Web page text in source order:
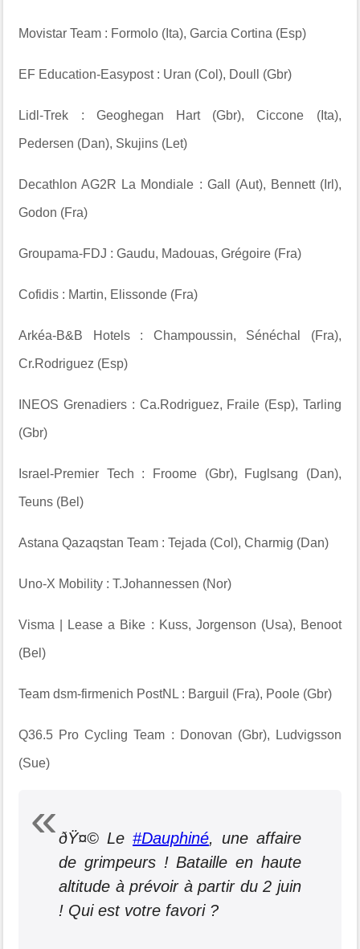
Movistar Team : Formolo (Ita), Garcia Cortina (Esp)
EF Education-Easypost : Uran (Col), Doull (Gbr)
Lidl-Trek : Geoghegan Hart (Gbr), Ciccone (Ita),
Pedersen (Dan), Skujins (Let)
Decathlon AG2R La Mondiale : Gall (Aut), Bennett (Irl),
Godon (Fra)
Groupama-FDJ : Gaudu, Madouas, Grégoire (Fra)
Cofidis : Martin, Elissonde (Fra)
Arkéa-B&B Hotels : Champoussin, Sénéchal (Fra),
Cr.Rodriguez (Esp)
INEOS Grenadiers : Ca.Rodriguez, Fraile (Esp), Tarling
(Gbr)
Israel-Premier Tech : Froome (Gbr), Fuglsang (Dan),
Teuns (Bel)
Astana Qazaqstan Team : Tejada (Col), Charmig (Dan)
Uno-X Mobility : T.Johannessen (Nor)
Visma | Lease a Bike : Kuss, Jorgenson (Usa), Benoot
(Bel)
Team dsm-firmenich PostNL : Barguil (Fra), Poole (Gbr)
Q36.5 Pro Cycling Team : Donovan (Gbr), Ludvigsson
(Sue)
ðŸ¤© Le #Dauphiné, une affaire
de grimpeurs ! Bataille en haute
altitude à prévoir à partir du 2 juin
! Qui est votre favori ?